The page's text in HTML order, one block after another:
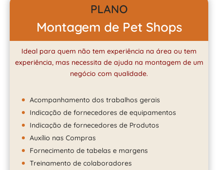
PLANO
Montagem de Pet Shops
Ideal para quem não tem experiência na área ou tem
experiência, mas necessita de ajuda na montagem de um
negócio com qualidade.
Acompanhamento dos trabalhos gerais
Indicação de fornecedores de equipamentos
Indicação de fornecedores de Produtos
Auxílio nas Compras
Fornecimento de tabelas e margens
Treinamento de colaboradores